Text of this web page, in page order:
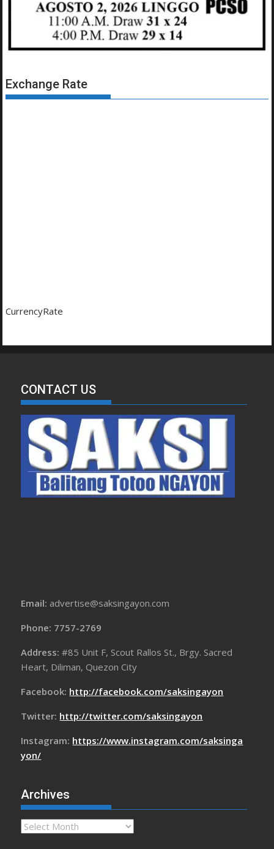
Exchange Rate
CurrencyRate
CONTACT US
Email: advertise@saksingayon.com
Phone: 7757-2769
Address:#85 Unit F, Scout Rallos St., Brgy. Sacred
Heart, Diliman, Quezon City
Facebook: http://facebook.com/saksingayon
Twitter: http://twitter.com/saksingayon
Instagram: https://www.instagram.com/saksinga
yon/
Archives
Archives